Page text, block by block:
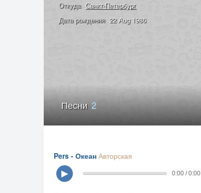
Откуда Санкт-Петербург
Дата рождения 22 Aug 1986
Песни2
Pers - Океан Авторская
▶
0:00 / 0:00